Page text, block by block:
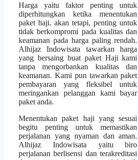
Harga yaitu faktor penting untuk
diperhitungkan ketika menentukan
paket haji. akan tetapi, penting untuk
tidak berkompromi pada kualitas dan
keamanan pada harga paling rendah.
Alhijaz Indowisata tawarkan harga
yang bersaing buat paket Haji kami
tanpa mengorbankan kualitas dan
keamanan. Kami pun tawarkan paket
pembayaran yang fleksibel untuk
meringankan pelanggan kami bayar
paket anda.
Menentukan paket haji yang sesuai
begitu penting untuk memastikan
perjalanan yang nyaman dan aman.
Alhijaz Indowisata yaitu biro
perjalanan berlisensi dan terakreditasi